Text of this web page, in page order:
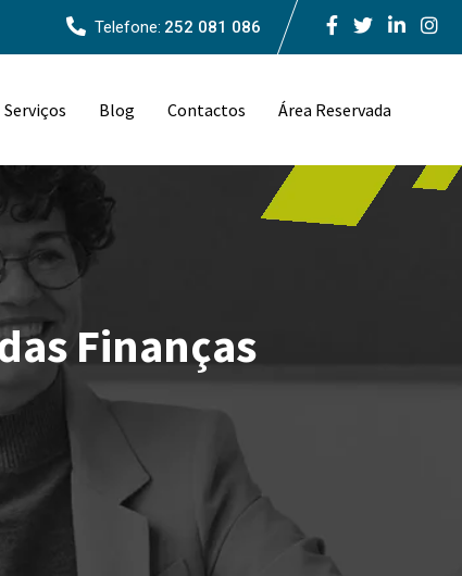
Telefone: 252 081 086
Serviços Blog Contactos Área Reservada
Finanças